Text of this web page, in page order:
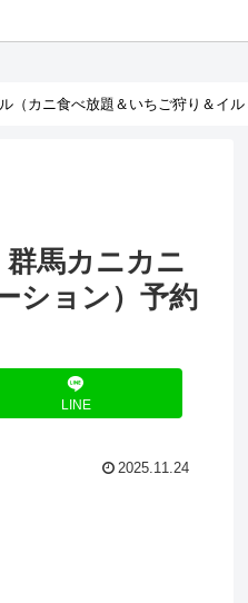
（カニ食べ放題＆いちご狩り＆イ
馬カニカニ
ション）予約
LINE
2025.11.24